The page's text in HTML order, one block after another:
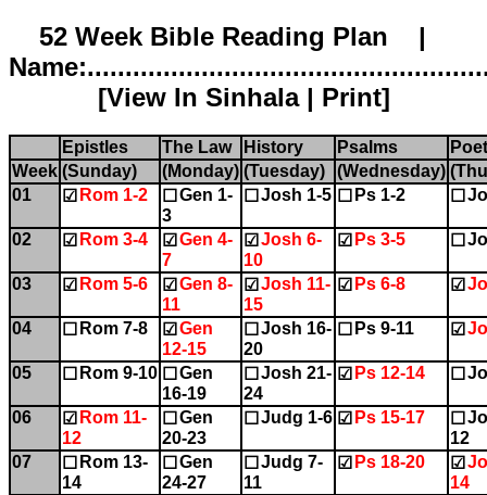
52 Week Bible Reading Plan |
[View In Sinhala| Print]
Epistles The Law History Psalms
Week (Sunday) (Monday) (Tuesday) (Wednesday)
01
☑ Rom 1-2 ☐ Gen 1-
3
☐ Josh 1-5 ☐ Ps 1-2 ☐
02 ☑ Rom 3-4 ☑ Gen 4-
7
☑ Josh 6-
10
☑ Ps 3-5 ☐
03 ☑ Rom 5-6 ☑ Gen 8-
11
☑ Josh 11-
15
☑ Ps 6-8 ☑
04 ☐ Rom 7-8 ☑ Gen
12-15
☐ Josh 16-
20
☐ Ps 9-11 ☑
05 ☐ Rom 9-10 ☐ Gen
16-19
☐ Josh 21-
24
☑ Ps 12-14 ☐
06 ☑ Rom 11-
12
☐ Gen
20-23
☐ Judg 1-6 ☑ Ps 15-17 ☐
12
07
☐ Rom 13-
14
☐ Gen
24-27
☐ Judg 7-
11
☑ Ps 18-20 ☑
14